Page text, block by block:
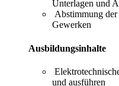
Unterlagen und
Abstimmung
Gewerken
Ausbildungsinhalte
und ausführen